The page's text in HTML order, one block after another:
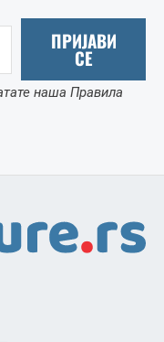
ПРИЈАВИ
СЕ
наша Правила